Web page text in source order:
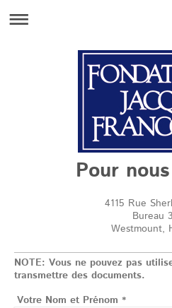
Pour
4115 Rue
Bureau
Westmount,
NOTE: Vous ne pouvez pas
transmettre des documents.
Votre Nom et Prénom *